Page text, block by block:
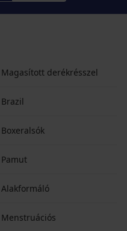
Magasított derékrésszel
Brazil
Boxeralsók
Pamut
Alakformáló
Menstruációs